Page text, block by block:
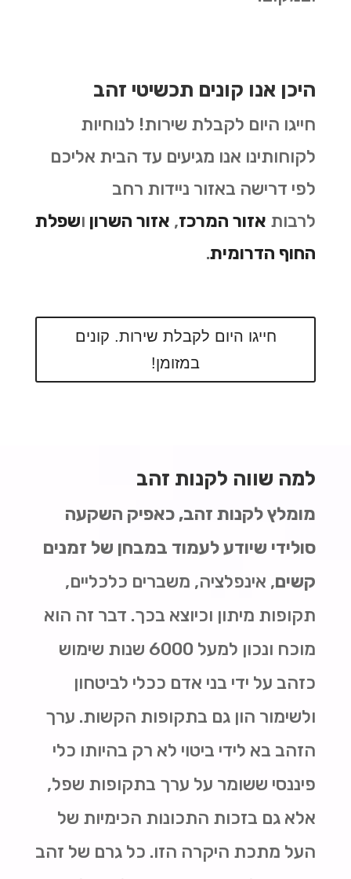
היכן אנו קונים תכשיטי זהב
חייגו היום לקבלת שירות! לנוחיות
לקוחותינו אנו מגיעים עד הבית אליכם
לפי דרישה באזור ניידות רחב
לרבות אזור המרכז, אזור השרון ושפלת
החוף הדרומית.
חייגו היום לקבלת שירות. קונים
במזומן!
למה שווה לקנות זהב
מומלץ לקנות זהב, כאפיק השקעה
סולידי שיודע לעמוד במבחן של זמנים
קשים, אינפלציה, משברים כלכליים,
תקופות מיתון וכיוצא בכך. דבר זה הוא
מוכח ונכון למעל 6000 שנות שימוש
כזהב על ידי בני אדם ככלי לביטחון
ולשימור הון גם בתקופות הקשות. ערך
הזהב בא לידי ביטוי לא רק בהיותו כלי
פיננסי ששומר על ערך בתקופות שפל,
אלא גם בזכות התכונות הכימיות של
העל מתכת היקרה הזו. כל גרם של זהב